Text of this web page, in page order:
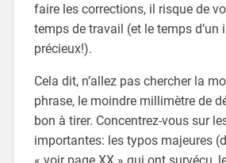
faire les corrections, il risque de
temps de travail (et le temps d’un
précieux!).
Cela dit, n’allez pas chercher la
phrase, le moindre millimètre de
bon à tirer. Concentrez-vous sur
importantes: les typos majeures